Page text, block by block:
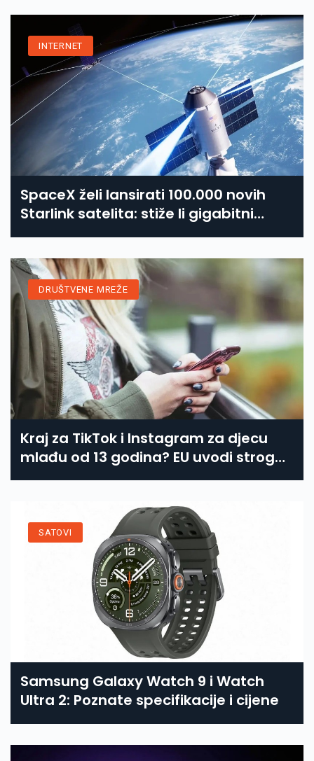
INTERNET
SpaceX želi lansirati 100.000 novih
Starlink satelita: stiže li gigabitni
internet iz svemira?
DRUŠTVENE MREŽE
Kraj za TikTok i Instagram za djecu
mlađu od 13 godina? EU uvodi stroga
dobna ograničenja
SATOVI
Samsung Galaxy Watch 9 i Watch
Ultra 2: Poznate specifikacije i cijene